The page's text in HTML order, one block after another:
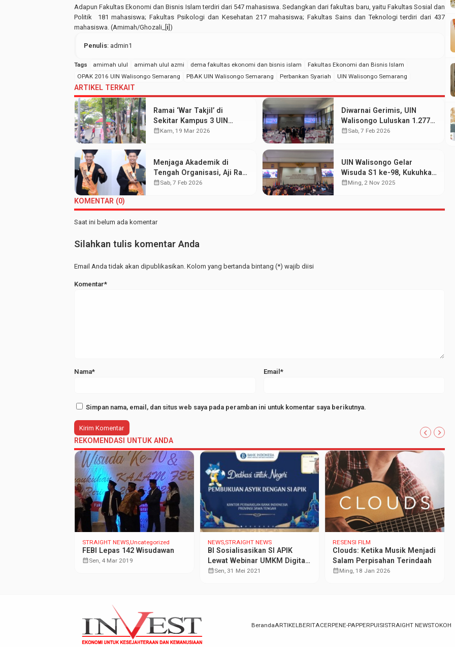
Adapun Fakultas Ekonomi dan Bisnis Islam terdiri dari 547 mahasiswa. Sedangkan dari fakultas baru, yaitu Fakultas Sosial dan
Politik 181 mahasiswa; Fakultas Psikologi dan Kesehatan 217 mahasiswa; Fakultas Sains dan Teknologi terdiri dari 437
mahasiswa. (Amimah/Ghozali_[i])
Penulis: admin1
Tags amimah ulul amimah ulul azmi dema fakultas ekonomi dan bisnis islam
Fakultas Ekonomi dan Bisnis Islam
OPAK 2016 UIN Walisongo Semarang
PBAK UIN Walisongo Semarang Perbankan Syariah UIN Walisongo Semarang
ARTIKEL TERKAIT
Ramai ‘War Takjil’ di
Sekitar Kampus 3 UIN
Walisongo: Mahasiswa
calendar_monthKam, 19 Mar 2026
Diwarnai Gerimis, UIN
Walisongo Luluskan 1.277
Mahasiswa pada Wisuda
calendar_monthSab, 7 Feb 2026
Menjaga Akademik di
Tengah Organisasi, Aji Raih
Wisudawan Terbaik FEBI
calendar_monthSab, 7 Feb 2026
UIN Walisongo Gelar
Wisuda S1 ke-98, Kukuhkan
515 Wisudawan dari
calendar_monthMing, 2 Nov 2025
KOMENTAR (0)
Saat ini belum ada komentar
Silahkan tulis komentar Anda
Email Anda tidak akan dipublikasikan. Kolom yang bertanda bintang (*) wajib diisi
Komentar*
Nama* Email*
Simpan nama, email, dan situs web saya pada peramban ini untuk komentar saya berikutnya.
REKOMENDASI UNTUK ANDA
STRAIGHT NEWSUncategorized
FEBI Lepas 142 Wisudawan
calendar_monthSen, 4 Mar 2019
NEWSSTRAIGHT NEWS
BI Sosialisasikan SI APIK
Lewat Webinar UMKM Digital
Bersama GenBI
calendar_monthSen, 31 Mei 2021
RESENSI FILM
Clouds: Ketika Musik Menjadi
Salam Perpisahan Terindaah
calendar_monthMing, 18 Jan 2026
BerandaARTIKELBERITACERPENE-PAPPERPUISISTRAIGHT NEWSTOKOH